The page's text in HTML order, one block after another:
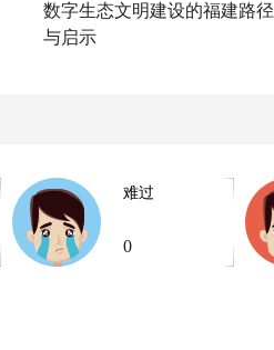
数字生态文明建设的福建路径
与启示
难过
0